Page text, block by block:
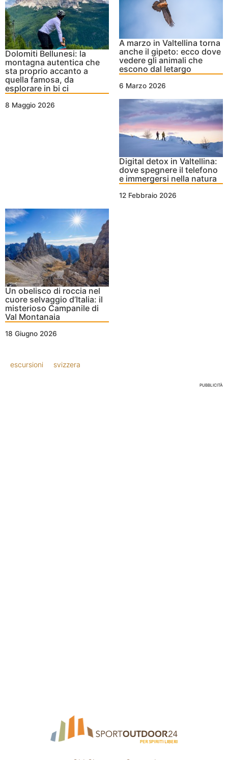
Dolomiti Bellunesi: la
montagna autentica che
sta proprio accanto a
quella famosa, da
esplorare in bi ci
8 Maggio 2026
A marzo in Valtellina torna
anche il gipeto: ecco dove
vedere gli animali che
escono dal letargo
6 Marzo 2026
Digital detox in Valtellina:
dove spegnere il telefono
e immergersi nella natura
12 Febbraio 2026
Un obelisco di roccia nel
cuore selvaggio d’Italia: il
misterioso Campanile di
Val Montanaia
18 Giugno 2026
escursioni svizzera
PUBBLICITÀ